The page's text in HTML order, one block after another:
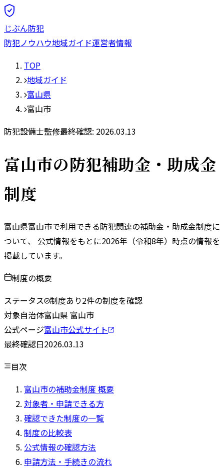
じぶん防犯
防犯ノウハウ地域ガイド運営者情報
TOP
地域ガイド
富山県
富山市
防犯設備士監修最終確認: 2026.03.13
富山市の防犯補助金・助成金
制度
富山県富山市で利用できる防犯関連の補助金・助成金制度に
ついて、 公式情報をもとに2026年（令和8年）時点の情報を
掲載しています。
制度の概要
ステータス 制度あり2件の制度を確認
対象自治体富山県 富山市
公式ページ富山市公式サイト
最終確認日2026.03.13
目次
富山市の補助金制度 概要
対象者・申請できる方
確認できた制度の一覧
制度の比較表
公式情報の確認方法
申請方法・手続きの流れ